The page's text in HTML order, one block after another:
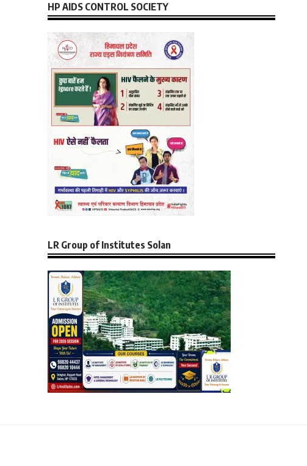
HP AIDS CONTROL SOCIETY
LR Group of Institutes Solan